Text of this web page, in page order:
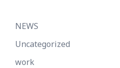
NEWS
Uncategorized
work